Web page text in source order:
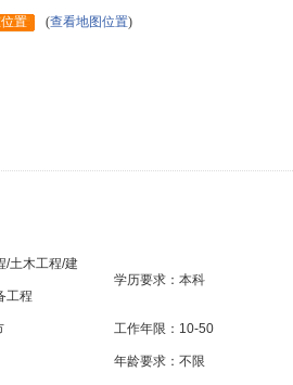
置 (查看地图位置)
/土木工程/建
工程
学历要求： 本科
工作年限： 10-50
年龄要求： 不限